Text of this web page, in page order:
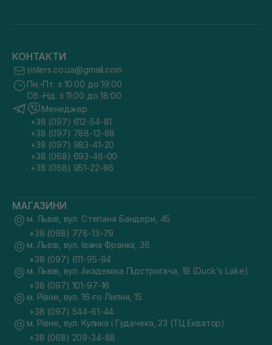
КОНТАКТИ
sisters.co.ua@gmail.com
Пн.-Пт. з 10:00 до 19:00
Сб.-Нд. з 11:00 до 18:00
Менеджер
+38 (097) 612-54-81
+38 (097) 788-12-88
+38 (097) 983-41-20
+38 (068) 693-46-00
+38 (068) 951-22-86
МАГАЗИНИ
м. Львів, вул. Степана Бандери, 45
+38 (098) 778-13-79
м. Львів, вул. Івана Франка, 36
+38 (097) 611-95-94
м. Львів, вул. Академіка Підстригача, 1В (Duck's Lake)
+38 (097) 101-97-16
м. Рівне, вул. 16-го Липня, 15
+38 (097) 544-61-44
м. Рівне, вул. Кулика і Гудачека, 23 (ТЦ Екватор)
+38 (068) 209-34-88